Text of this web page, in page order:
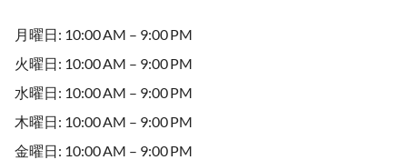
月曜日: 10:00 AM – 9:00 PM
火曜日: 10:00 AM – 9:00 PM
水曜日: 10:00 AM – 9:00 PM
木曜日: 10:00 AM – 9:00 PM
金曜日: 10:00 AM – 9:00 PM